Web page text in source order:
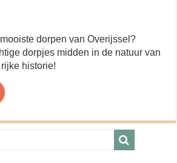
dorpen van Overijssel?
dorpjes midden in de natuur van
historie!